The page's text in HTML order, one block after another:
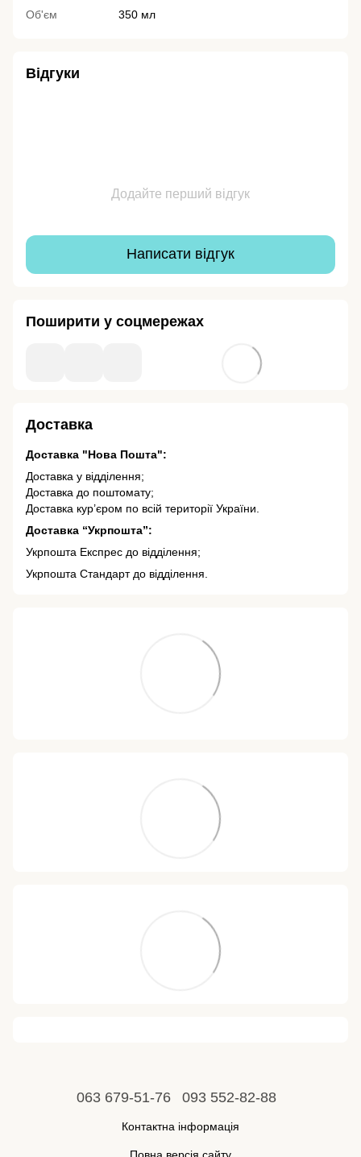
Об'єм
350 мл
Відгуки
Додайте перший відгук
Написати відгук
Поширити у соцмережах
Доставка
Доставка "Нова Пошта":
Доставка у відділення;
Доставка до поштомату;
Доставка кур’єром по всій території України.
Доставка “Укрпошта”:
Укрпошта Експрес до відділення;
Укрпошта Стандарт до відділення.
063 679-51-76 093 552-82-88
Контактна інформація